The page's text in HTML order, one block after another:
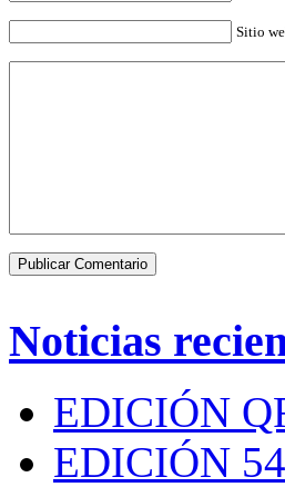
Sitio
Noticias
EDICIÓN
EDICIÓN